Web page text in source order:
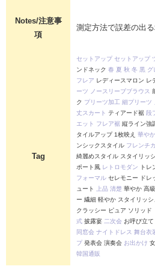
Notes/注意事
項
測定方法で誤差の出
Tag
セットアップ セットアップ
ンドネック 春 夏 秋 冬 黒 グ
フレア レディースマロン レ
ーツ
ノースリーブブラウス
ク プリーツ加工 細プリーツ
丈スカート ティアード裾 段
エット フレア裾 縦ライン強
タイルアップ 1枚映え 華や
ンシックスタイル フレンチ
綺麗めスタイル スタイリッ
ポート風 レトロモダン トレ
フォーマル セレモニー ドレ
ュート
上品 清楚 華やか 高
ー 繊細 軽やか スタイリッ
クラッシー ピュア ソリッド
式 披露宴 二次会 お呼び立て
同窓会 ナイトドレス 舞台衣
プ 発表会 演奏会 お出かけ
韓国通販